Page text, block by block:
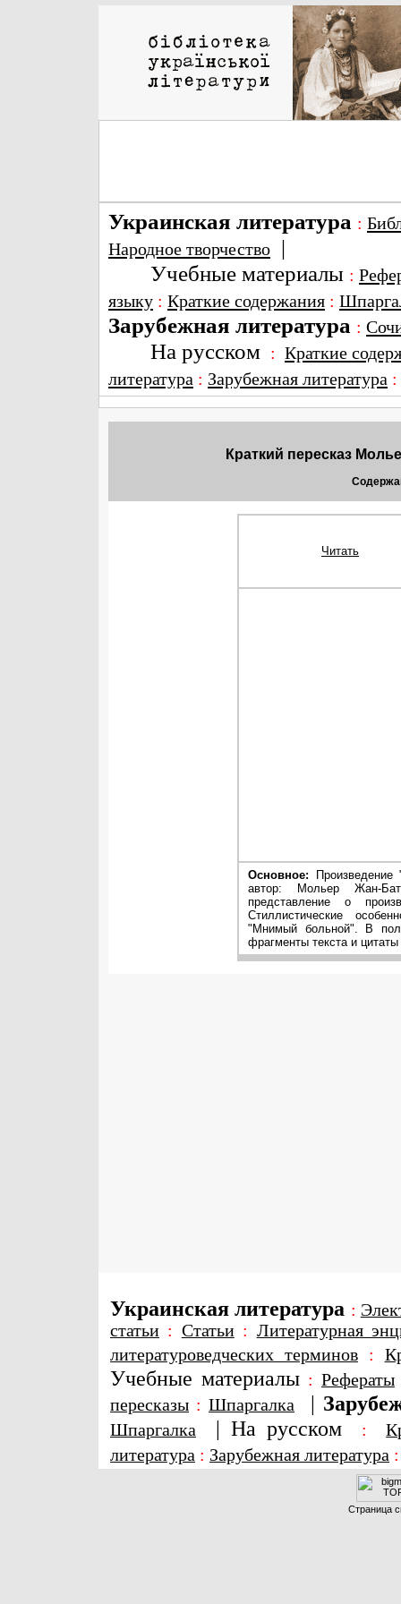
Украинская литература :
Народное творчество |
Учебные материалы :
языку : Краткие содержания :
Зарубежная литература :
На русском : Краткие
литература : Зарубежная литература
Краткий пересказ
Читать
Основное:
автор: Мольер Жан-
представление о
Стиллистические
"Мнимый больной". В
фрагменты текста и цитаты
Украинская литература :
статьи : Статьи: Литературная
литературоведческих терминов:
Учебные материалы : Рефераты
пересказы : Шпаргалка |
Шпаргалка | На русском :
литература : Зарубежная литература
Страница